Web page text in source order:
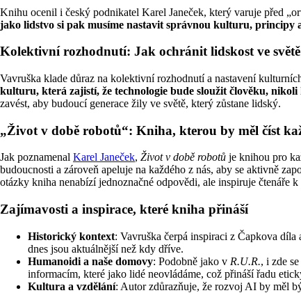
Knihu ocenil i český podnikatel Karel Janeček, který varuje před
jako lidstvo si pak musíme nastavit správnou kulturu, principy
Kolektivní rozhodnutí: Jak ochránit lidskost ve
Vavruška klade důraz na kolektivní rozhodnutí a nastavení
kulturu, která zajistí, že technologie bude sloužit člověku,
zavést, aby budoucí generace žily ve světě, který zůstane lidský.
„Život v době robotů“: Kniha, kterou by měl číst
Jak poznamenal Karel Janeček, Život v době robotů je knihou pro
budoucnosti a zároveň apeluje na každého z nás, aby se aktivně
otázky kniha nenabízí jednoznačné odpovědi, ale inspiruje čtenáře
Zajímavosti a inspirace, které kniha přináší
Historický kontext: Vavruška čerpá inspiraci z Čapkova
dnes jsou aktuálnější než kdy dříve.
Humanoidi a naše domovy: Podobně jako v R.U.R., i zde
informacím, které jako lidé neovládáme, což přináší řadu
Kultura a vzdělání: Autor zdůrazňuje, že rozvoj AI by měl